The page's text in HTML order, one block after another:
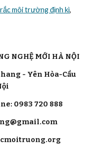
môi trường định kì,
NGHỆ MỚI HÀ NỘI
- Yên Hòa-Cầu
0983 720 888